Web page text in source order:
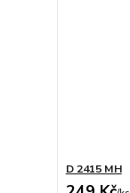
D 2415 MH